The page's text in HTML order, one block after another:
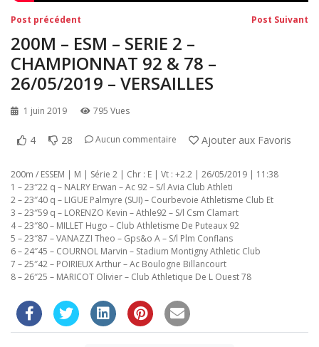
Navigation
de
l’article
Post précédent Post Suivant
200M – ESM – SERIE 2 –
CHAMPIONNAT 92 & 78 –
26/05/2019 – VERSAILLES
1 juin 2019 795 Vues
4 28 Aucun commentaire Ajouter aux Favoris
200m / ESSEM | M | Série 2 | Chr : E | Vt : +2.2 | 26/05/2019 | 11:38
1 – 23″22 q – NALRY Erwan – Ac 92 – S/l Avia Club Athleti
2 – 23″40 q – LIGUE Palmyre (SUI) – Courbevoie Athletisme Club Et
3 – 23″59 q – LORENZO Kevin – Athle92 – S/l Csm Clamart
4 – 23″80 – MILLET Hugo – Club Athletisme De Puteaux 92
5 – 23″87 – VANAZZI Theo – Gps&o A – S/l Plm Conflans
6 – 24″45 – COURNOL Marvin – Stadium Montigny Athletic Club
7 – 25″42 – POIRIEUX Arthur – Ac Boulogne Billancourt
8 – 26″25 – MARICOT Olivier – Club Athletique De L Ouest 78